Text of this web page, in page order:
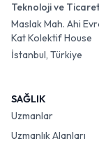
Teknoloji ve
Maslak Mah. Ahi
Kat Kolektif House
İstanbul, Türkiye
SAĞLIK
Uzmanlar
Uzmanlık Alanları